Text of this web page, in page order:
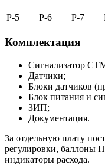
Р-5 Р-6 Р-7
Комплектация
Сигнализатор
Датчики;
Блоки датчиков
Блок питания и
ЗИП;
Документация.
За отдельную плату
регулировки, баллоны
индикаторы расхода.